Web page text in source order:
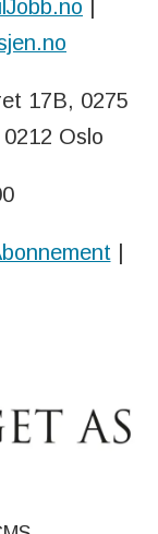
17B, 0275
Oslo
|